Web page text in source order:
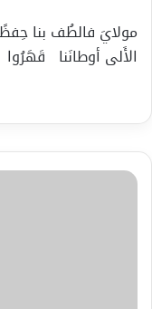
مولايَ فالطُف
الأَلى أوطانَنا قَهَرُوا
قصيدة